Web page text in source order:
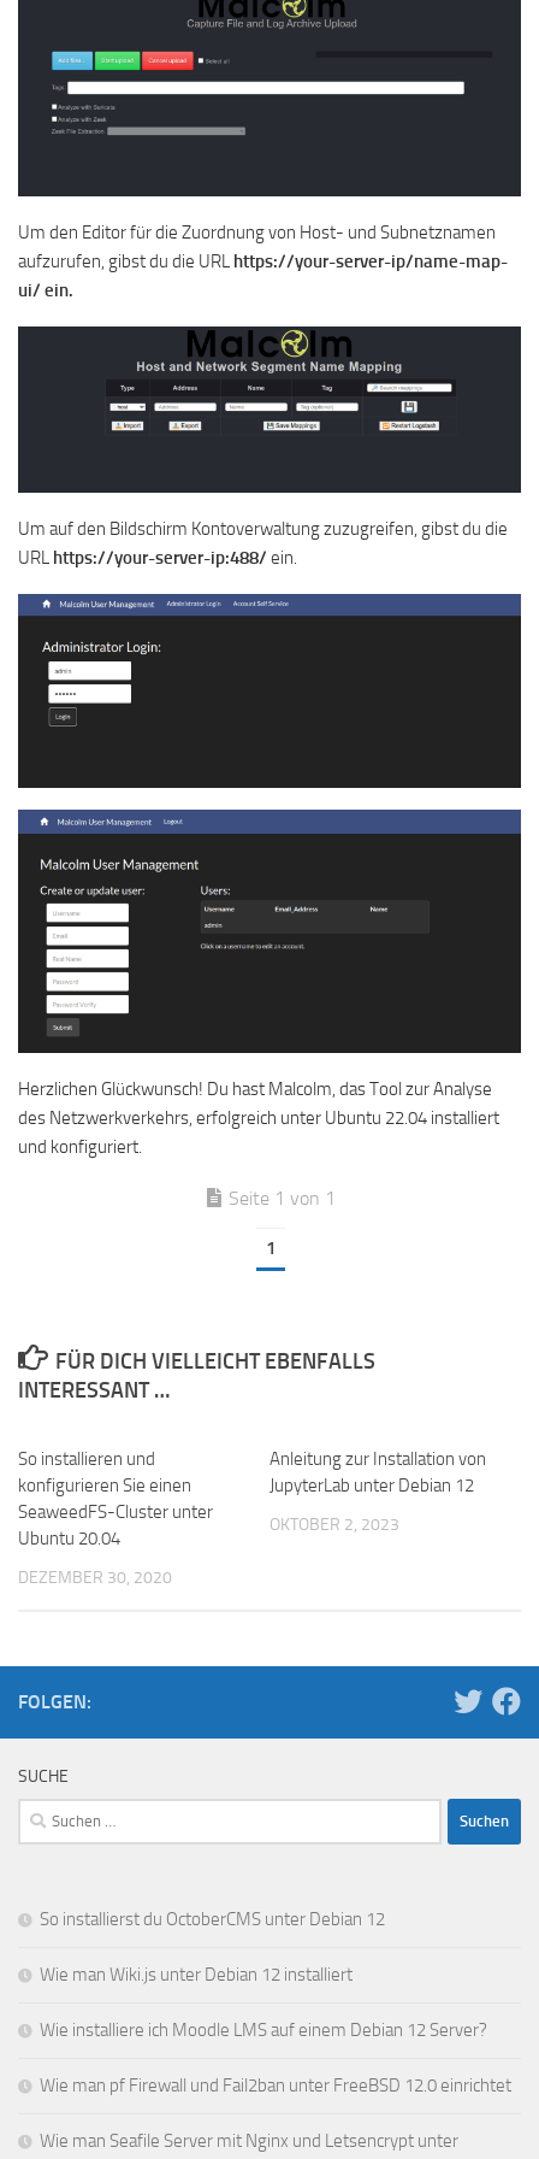
Um den Editor für die Zuordnung von Host- und Subnetznamen
aufzurufen, gibst du die URL https://your-server-ip/name-map-
ui/ ein.
Um auf den Bildschirm Kontoverwaltung zuzugreifen, gibst du die
URL https://your-server-ip:488/ ein.
Herzlichen Glückwunsch! Du hast Malcolm, das Tool zur Analyse
des Netzwerkverkehrs, erfolgreich unter Ubuntu 22.04 installiert
und konfiguriert.
Seite 1 von 1
1
FÜR DICH VIELLEICHT EBENFALLS
INTERESSANT …
So installieren und
konfigurieren Sie einen
SeaweedFS-Cluster unter
Ubuntu 20.04
DEZEMBER 30, 2020
Anleitung zur Installation von
JupyterLab unter Debian 12
OKTOBER 2, 2023
FOLGEN:
SUCHE
Suchen
nach:
So installierst du OctoberCMS unter Debian 12
Wie man Wiki.js unter Debian 12 installiert
Wie installiere ich Moodle LMS auf einem Debian 12 Server?
Wie man pf Firewall und Fail2ban unter FreeBSD 12.0 einrichtet
Wie man Seafile Server mit Nginx und Letsencrypt unter